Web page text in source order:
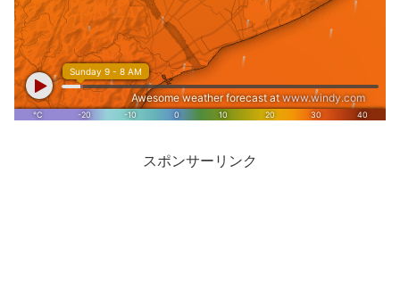
スポンサーリンク